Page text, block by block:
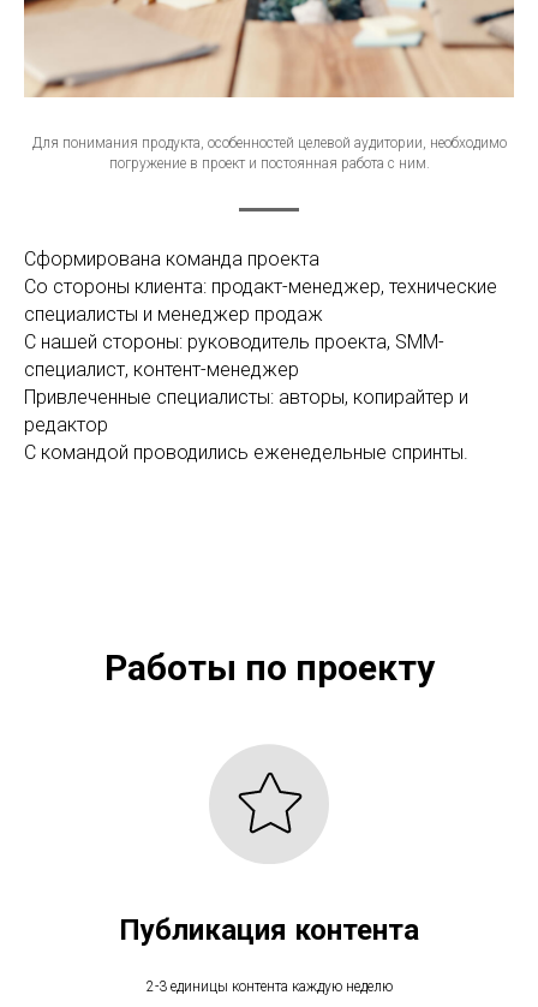
Для понимания продукта, особенностей целевой аудитории, необходимо
погружение в проект и постоянная работа с ним.
Сформирована команда проекта
Со стороны клиента: продакт-менеджер, технические
специалисты и менеджер продаж
С нашей стороны: руководитель проекта, SMM-
специалист, контент-менеджер
Привлеченные специалисты: авторы, копирайтер и
редактор
С командой проводились еженедельные спринты.
Работы по проекту
Публикация контента
2-3 единицы контента каждую неделю